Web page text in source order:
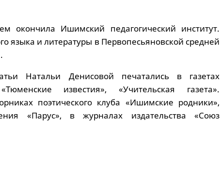
окончила Ишимский педагогический институт.
языка и литературы в Первопесьяновской средней
Натальи Денисовой печатались в газетах
известия», «Учительская газета».
поэтического клуба «Ишимские родники»,
«Парус», в журналах издательства «Союз